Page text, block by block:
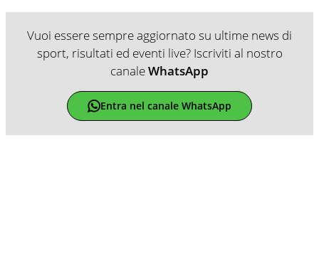
Vuoi essere sempre aggiornato su ultime news di
sport, risultati ed eventi live? Iscriviti al nostro
canaleWhatsApp
Entra nel canale WhatsApp